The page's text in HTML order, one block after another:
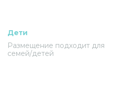
Дети
Размещение подходит для
семей/детей